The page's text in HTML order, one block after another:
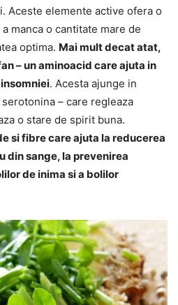
Aceste elemente active ofera o
manca o cantitate mare de
optima. Mai mult decat atat,
– un aminoacid care ajuta in
. Acesta ajunge in
– care regleaza
o stare de spirit buna.
si fibre care ajuta la reducerea
din sange, la prevenirea
de inima si a bolilor